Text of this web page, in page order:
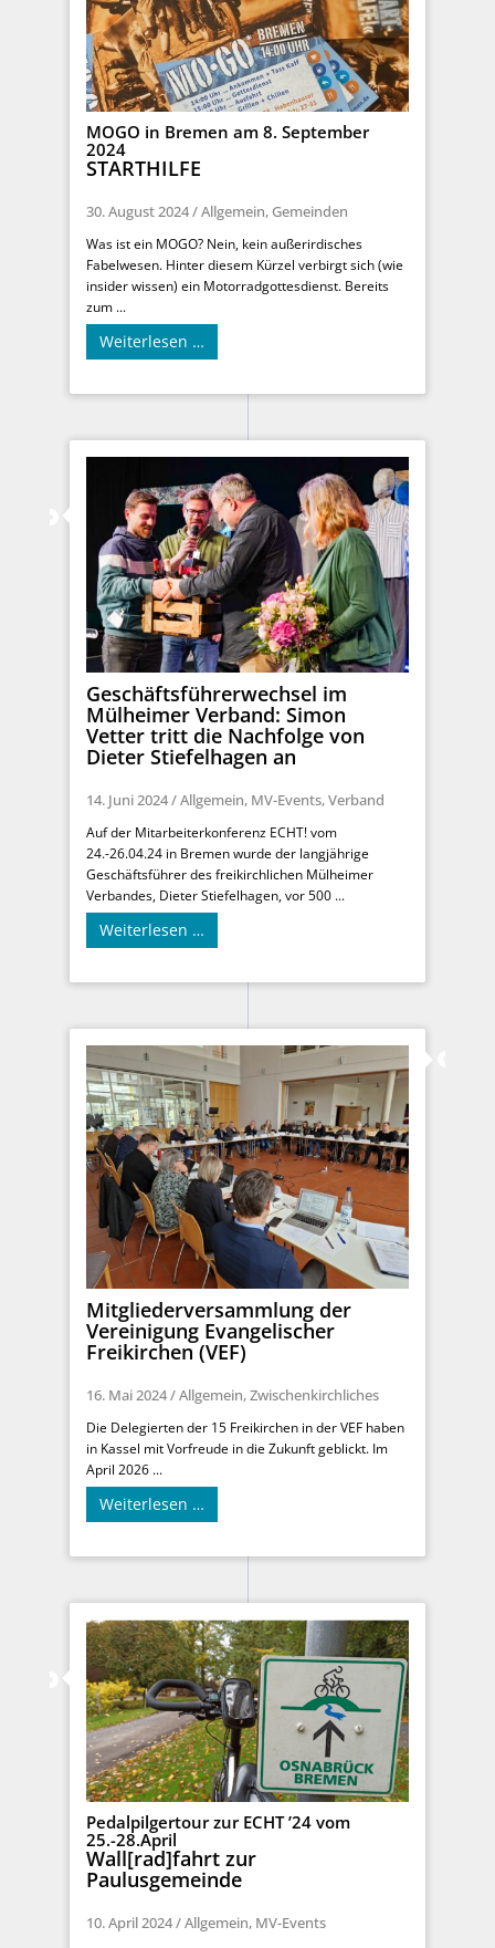
MOGO in Bremen am 8. September
2024
STARTHILFE
30. August 2024/Allgemein, Gemeinden
Was ist ein MOGO? Nein, kein außerirdisches
Fabelwesen. Hinter diesem Kürzel verbirgt sich (wie
insider wissen) ein Motorradgottesdienst. Bereits
zum ...
Weiterlesen …
Geschäftsführerwechsel im
Mülheimer Verband: Simon
Vetter tritt die Nachfolge von
Dieter Stiefelhagen an
14. Juni 2024/Allgemein, MV-Events,Verband
Auf der Mitarbeiterkonferenz ECHT! vom
24.-26.04.24 in Bremen wurde der langjährige
Geschäftsführer des freikirchlichen Mülheimer
Verbandes, Dieter Stiefelhagen, vor 500 ...
Weiterlesen …
Mitgliederversammlung der
Vereinigung Evangelischer
Freikirchen (VEF)
16. Mai 2024/Allgemein,Zwischenkirchliches
Die Delegierten der 15 Freikirchen in der VEF haben
in Kassel mit Vorfreude in die Zukunft geblickt. Im
April 2026 ...
Weiterlesen …
Pedalpilgertour zur ECHT ’24 vom
25.-28.April
Wall[rad]fahrt zur
Paulusgemeinde
10. April 2024/Allgemein, MV-Events